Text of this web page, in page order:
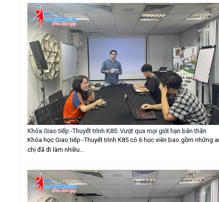
Khóa Giao tiếp -Thuyết trình K85: Vượt qua mọi giới hạn bản thân
Khóa học Giao tiếp -Thuyết trình K85 có 6 học viên bao gồm những
chị đã đi làm nhiều...